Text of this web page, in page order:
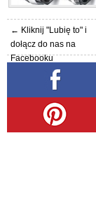
← Kliknij "Lubię to" i
dołącz do nas na
Facebooku